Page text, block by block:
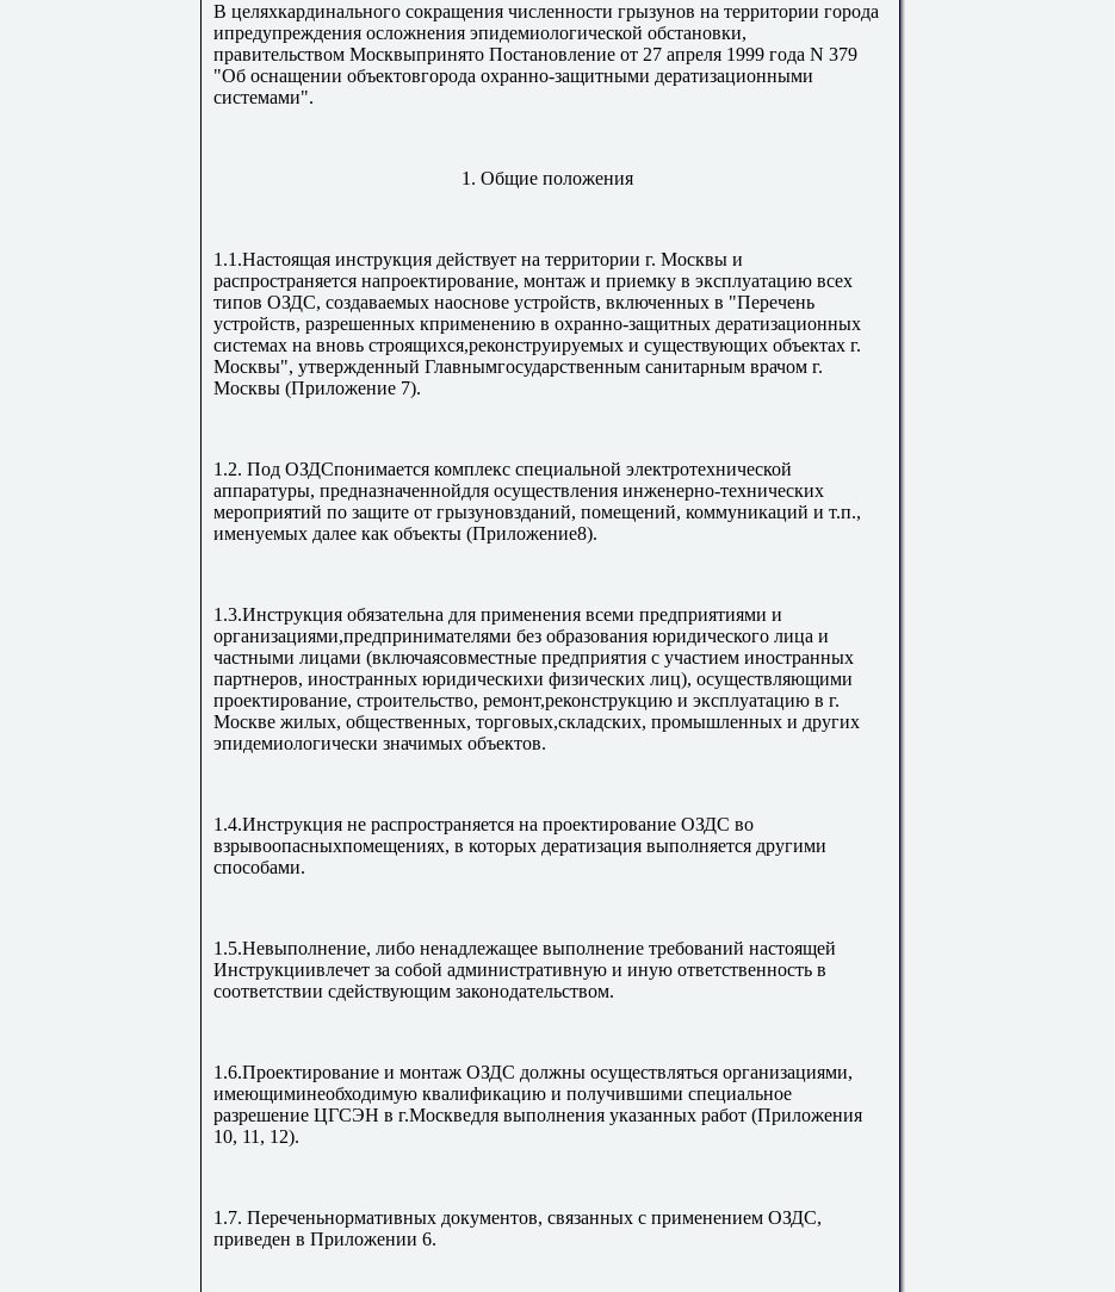
В целяхкардинального сокращения численности грызунов на территории города
ипредупреждения осложнения эпидемиологической обстановки,
правительством Москвыпринято Постановление от 27 апреля 1999 года N 379
"Об оснащении объектовгорода охранно-защитными дератизационными
системами".
1. Общие положения
1.1.Настоящая инструкция действует на территории г. Москвы и
распространяется напроектирование, монтаж и приемку в эксплуатацию всех
типов ОЗДС, создаваемых наоснове устройств, включенных в "Перечень
устройств, разрешенных кприменению в охранно-защитных дератизационных
системах на вновь строящихся,реконструируемых и существующих объектах г.
Москвы", утвержденный Главнымгосударственным санитарным врачом г.
Москвы (Приложение 7).
1.2. Под ОЗДСпонимается комплекс специальной электротехнической
аппаратуры, предназначеннойдля осуществления инженерно-технических
мероприятий по защите от грызуновзданий, помещений, коммуникаций и т.п.,
именуемых далее как объекты (Приложение8).
1.3.Инструкция обязательна для применения всеми предприятиями и
организациями,предпринимателями без образования юридического лица и
частными лицами (включаясовместные предприятия с участием иностранных
партнеров, иностранных юридическихи физических лиц), осуществляющими
проектирование, строительство, ремонт,реконструкцию и эксплуатацию в г.
Москве жилых, общественных, торговых,складских, промышленных и других
эпидемиологически значимых объектов.
1.4.Инструкция не распространяется на проектирование ОЗДС во
взрывоопасныхпомещениях, в которых дератизация выполняется другими
способами.
1.5.Невыполнение, либо ненадлежащее выполнение требований настоящей
Инструкциивлечет за собой административную и иную ответственность в
соответствии сдействующим законодательством.
1.6.Проектирование и монтаж ОЗДС должны осуществляться организациями,
имеющиминеобходимую квалификацию и получившими специальное
разрешение ЦГСЭН в г.Москведля выполнения указанных работ (Приложения
10, 11, 12).
1.7. Переченьнормативных документов, связанных с применением ОЗДС,
приведен в Приложении 6.